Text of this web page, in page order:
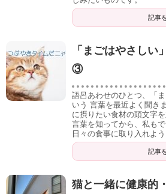
記事
「まごはやさしい
③
語呂あわせのひとつ、「
いう 言葉を最近よく聞き
に摂りたい食材の頭文字
言葉を知ってから、私も
日々の食事に取り入れよう
記事
猫と一緒に健康的